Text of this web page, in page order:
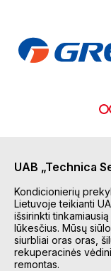
UAB „Technica
Kondicionierių
Lietuvoje teikianti
išsirinkti
lūkesčius. Mūsų
siurbliai oras oras,
rekuperacinės
remontas.